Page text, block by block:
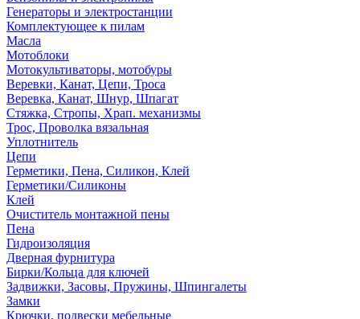
Генераторы и электростанции
Комплектующее к пилам
Масла
Мотоблоки
Мотокультиваторы, мотобуры
Веревки, Канат, Цепи, Троса
Веревка, Канат, Шнур, Шпагат
Стяжка, Стропы, Храп. механизмы
Трос, Проволка вязальная
Уплотнитель
Цепи
Герметики, Пена, Силикон, Клей
Герметики/Силиконы
Клей
Очиститель монтажной пены
Пена
Гидроизоляция
Дверная фурнитура
Бирки/Кольца для ключей
Задвижки, Засовы, Пружины, Шпингалеты
Замки
Крючки, подвески мебельные